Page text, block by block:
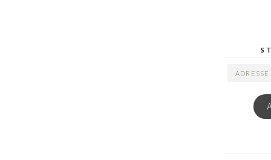
ADRESSE